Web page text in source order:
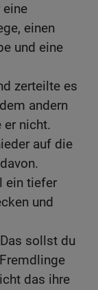
eine
einen
und eine
zerteilte es
andern
er nicht.
auf die
ein tiefer
und
sollst du
das ihre